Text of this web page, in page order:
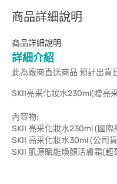
商品詳細說明
商品詳細說明
詳細介紹
此為廠商直送商品 預計出貨
SKII亮采化妝水230ml(贈亮
內容物:
SKII 亮采化妝水230ml (國際
SKII 亮采化妝水30ml (公司
SKII 肌源賦能煥顏活膚霜(輕